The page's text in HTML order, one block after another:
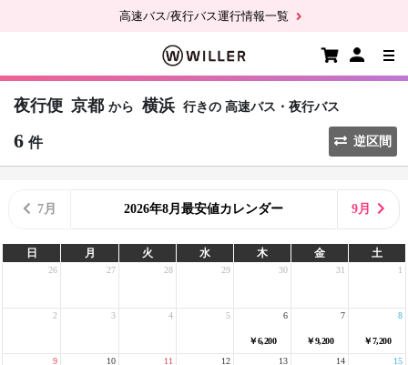
高速バス/夜行バス運行情報一覧
夜行便 京都 から 横浜 行きの 高速バス・夜行バス
6 件 逆区間
7月 2026年8月最安値カレンダー 9月
日 月 火 水 木 金 土
26 27 28 29 30 31 1
2 3 4 5
￥6,200
6
￥9,200
7
￥7,200
8
9 10 11 12 13 14 15